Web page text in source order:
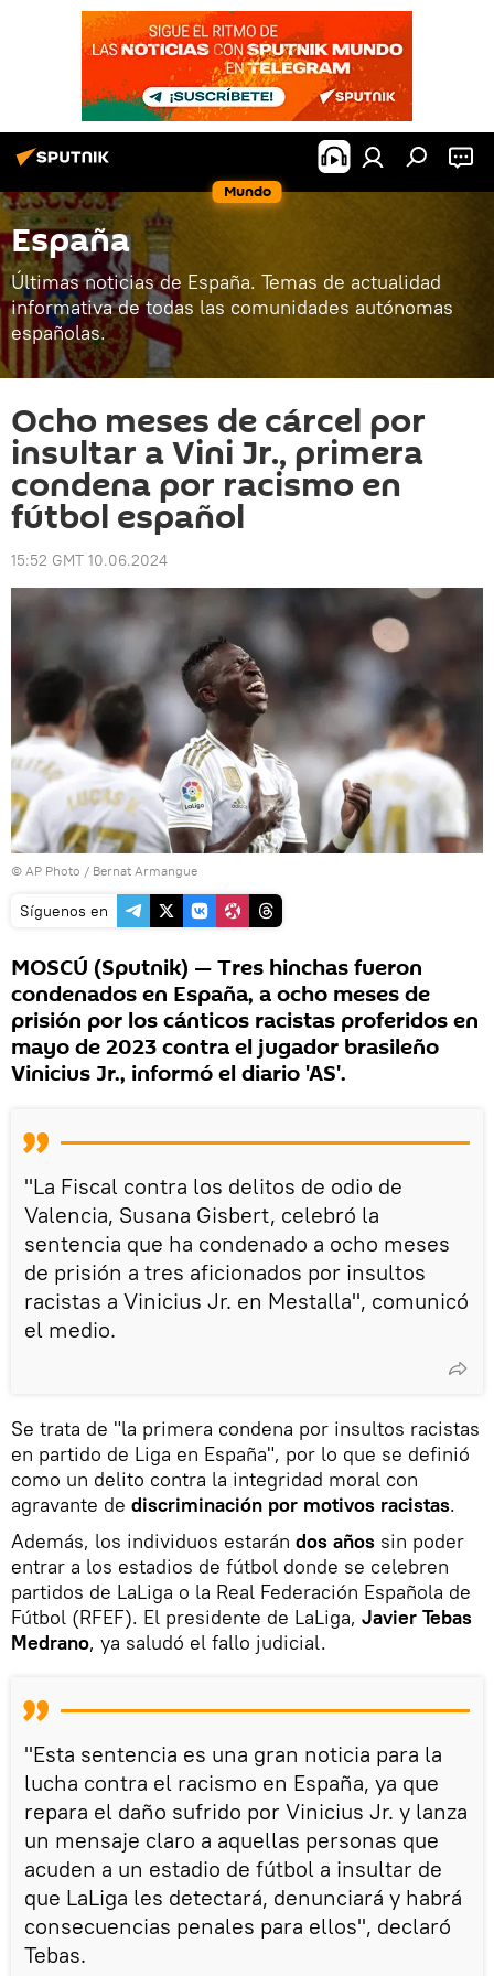
Mundo
España
Últimas noticias de España. Temas de actualidad
informativa de todas las comunidades autónomas
españolas.
Ocho meses de cárcel por
insultar a Vini Jr., primera
condena por racismo en
fútbol español
15:52 GMT 10.06.2024
© AP Photo / Bernat Armangue
Síguenos en
MOSCÚ (Sputnik) — Tres hinchas fueron
condenados en España, a ocho meses de
prisión por los cánticos racistas proferidos en
mayo de 2023 contra el jugador brasileño
Vinicius Jr., informó el diario 'AS'.
"La Fiscal contra los delitos de odio de
Valencia, Susana Gisbert, celebró la
sentencia que ha condenado a ocho meses
de prisión a tres aficionados por insultos
racistas a Vinicius Jr. en Mestalla", comunicó
el medio.
Se trata de "la primera condena por insultos racistas
en partido de Liga en España", por lo que se definió
como un delito contra la integridad moral con
agravante de discriminación por motivos racistas.
Además, los individuos estarán dos años sin poder
entrar a los estadios de fútbol donde se celebren
partidos de LaLiga o la Real Federación Española de
Fútbol (RFEF). El presidente de LaLiga, Javier Tebas
Medrano, ya saludó el fallo judicial.
"Esta sentencia es una gran noticia para la
lucha contra el racismo en España, ya que
repara el daño sufrido por Vinicius Jr. y lanza
un mensaje claro a aquellas personas que
acuden a un estadio de fútbol a insultar de
que LaLiga les detectará, denunciará y habrá
consecuencias penales para ellos", declaró
Tebas.